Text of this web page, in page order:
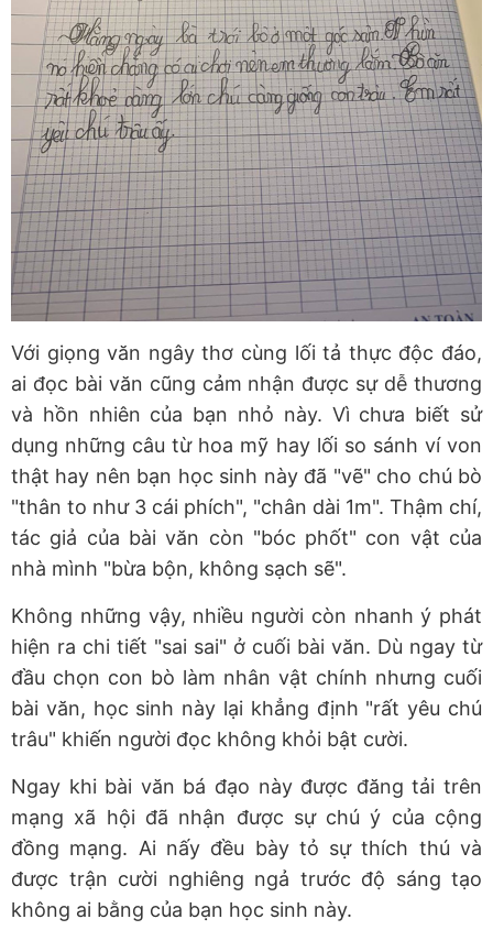
Với giọng văn ngây thơ cùng lối tả thực độc đáo,
ai đọc bài văn cũng cảm nhận được sự dễ thương
và hồn nhiên của bạn nhỏ này. Vì chưa biết sử
dụng những câu từ hoa mỹ hay lối so sánh ví von
thật hay nên bạn học sinh này đã "vẽ" cho chú bò
"thân to như 3 cái phích", "chân dài 1m". Thậm chí,
tác giả của bài văn còn "bóc phốt" con vật của
nhà mình "bừa bộn, không sạch sẽ".
Không những vậy, nhiều người còn nhanh ý phát
hiện ra chi tiết "sai sai" ở cuối bài văn. Dù ngay từ
đầu chọn con bò làm nhân vật chính nhưng cuối
bài văn, học sinh này lại khẳng định "rất yêu chú
trâu" khiến người đọc không khỏi bật cười.
Ngay khi bài văn bá đạo này được đăng tải trên
mạng xã hội đã nhận được sự chú ý của cộng
đồng mạng. Ai nấy đều bày tỏ sự thích thú và
được trận cười nghiêng ngả trước độ sáng tạo
không ai bằng của bạn học sinh này.